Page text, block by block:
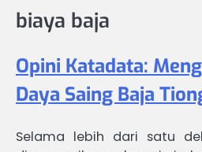
biaya baja
Opini Katadata:
Daya Saing Baja
Selama lebih dari satu